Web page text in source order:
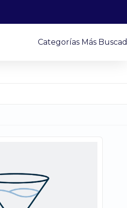
Categorías Más